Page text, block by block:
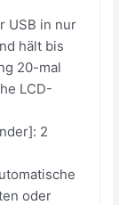
USB in nur
hält bis
20-mal
LCD-
2
oder